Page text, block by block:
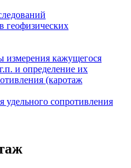
геофизических
измерения кажущегося
и определение их
(каротаж
удельного сопротивления